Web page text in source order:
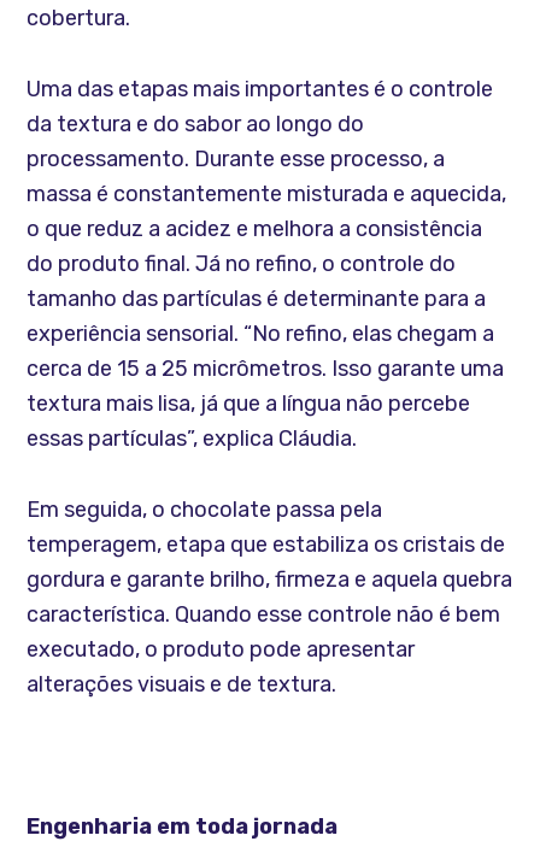
cobertura.
Uma das etapas mais importantes é o controle
da textura e do sabor ao longo do
processamento. Durante esse processo, a
massa é constantemente misturada e aquecida,
o que reduz a acidez e melhora a consistência
do produto final. Já no refino, o controle do
tamanho das partículas é determinante para a
experiência sensorial. “No refino, elas chegam a
cerca de 15 a 25 micrômetros. Isso garante uma
textura mais lisa, já que a língua não percebe
essas partículas”, explica Cláudia.
Em seguida, o chocolate passa pela
temperagem, etapa que estabiliza os cristais de
gordura e garante brilho, firmeza e aquela quebra
característica. Quando esse controle não é bem
executado, o produto pode apresentar
alterações visuais e de textura.
Engenharia em toda jornada